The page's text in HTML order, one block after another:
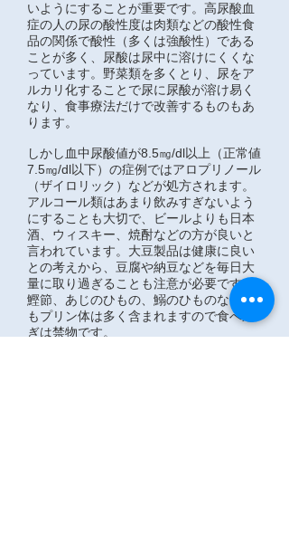
いようにすることが重要です。高尿酸血
症の人の尿の酸性度は肉類などの酸性食
品の関係で酸性（多くは強酸性）である
ことが多く、尿酸は尿中に溶けにくくな
っています。野菜類を多くとり、尿をア
ルカリ化することで尿に尿酸が溶け易く
なり、食事療法だけで改善するものもあ
ります。
しかし血中尿酸値が8.5㎎/dl以上（正常値
7.5㎎/dl以下）の症例ではアロプリノール
（ザイロリック）などが処方されます。
アルコール類はあまり飲みすぎないよう
にすることも大切で、ビールよりも日本
酒、ウィスキー、焼酎などの方が良いと
言われています。大豆製品は健康に良い
との考えから、豆腐や納豆などを毎日大
量に取り過ぎることも注意が必要です。
鰹節、あじのひもの、鰯のひものなどに
もプリン体は多く含まれますので食べ過
ぎは禁物です。